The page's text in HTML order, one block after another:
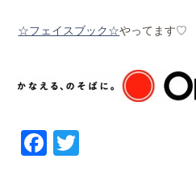
☆フェイスブック☆やってます♡
Facebook